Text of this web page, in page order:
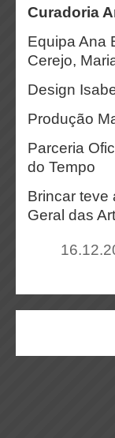
Curadoria
Equipa Ana
Cerejo,
Design
Produção
Parceria
do Tempo
Brincar teve
Geral das